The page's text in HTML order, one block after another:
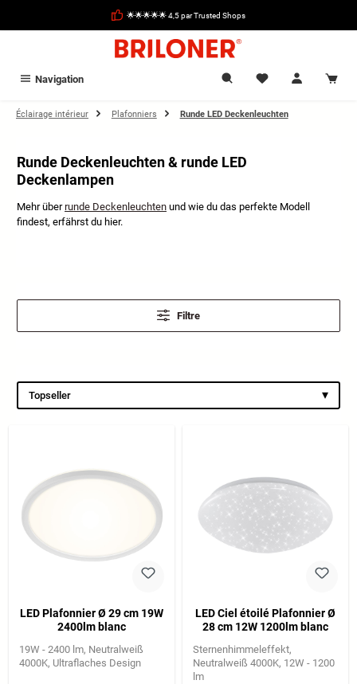
🌟🌟🌟🌟🌟 4,5 par Trusted Shops
Navigation
Éclairage intérieur Plafonniers Runde LED Deckenleuchten
Runde Deckenleuchten & runde LED
Deckenlampen
Mehr überrunde Deckenleuchten und wie du das perfekte Modell
findest, erfährst du hier.
Filtre
Topseller ▾
LED Plafonnier Ø 29 cm 19W
2400lm blanc
19W - 2400 lm Neutralweiß
4000K Ultraflaches Design
LED Ciel étoilé Plafonnier Ø
28 cm 12W 1200lm blanc
Sternenhimmeleffekt
Neutralweiß 4000K 12W - 1200
lm